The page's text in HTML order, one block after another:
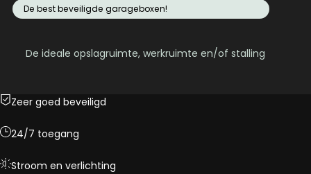
De best beveiligde garageboxen!
De ideale opslagruimte, werkruimte en/of stalling
Zeer goed beveiligd
24/7 toegang
Stroom en verlichting